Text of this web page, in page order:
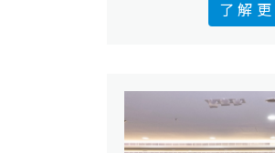
質素養」，青少年
續「逆風少年大
年來關心青少年議
2026年啟動「全
了解